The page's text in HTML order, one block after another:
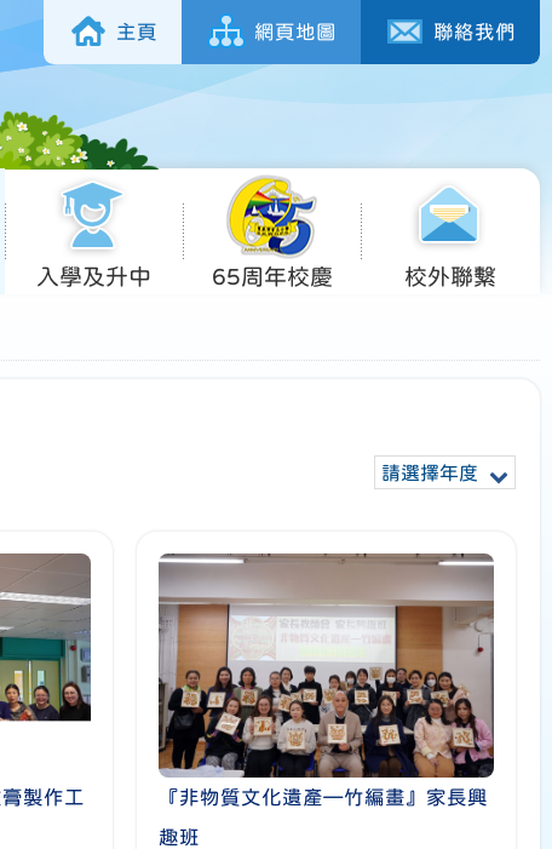
主頁 網頁地圖 聯絡我們
入學及升中 65周年校慶 校外聯繫
請選擇年度
製作工 『非物質文化遺產—竹編畫』家長興
趣班